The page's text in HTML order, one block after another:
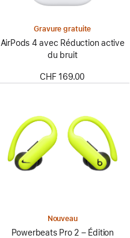
Gravure gratuite
AirPods 4 avec Réduction active
du bruit
CHF 169.00
Nouveau
Powerbeats Pro 2 – Édition